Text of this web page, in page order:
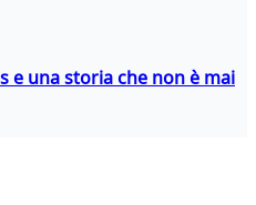
e una storia che non è mai